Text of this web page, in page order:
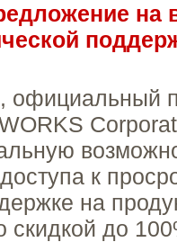
на
официальный
к
на
скидкой до